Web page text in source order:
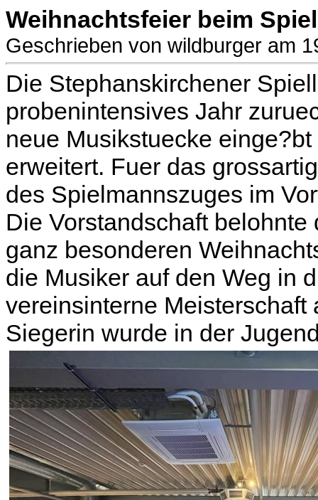
Weihnachtsfeier beim
Geschrieben von wildburger am
Die Stephanskirchener
probenintensives Jahr
neue Musikstuecke
erweitert. Fuer das
des Spielmannszuges im
Die Vorstandschaft
ganz besonderen
die Musiker auf den Weg in
vereinsinterne Meisterschaft
Siegerin wurde in der